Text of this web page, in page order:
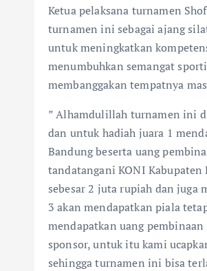
Ketua pelaksana turnamen
turnamen ini sebagai ajang
untuk meningkatkan
menumbuhkan semangat
membanggakan tempatnya
” Alhamdulillah turnamen ini
dan untuk hadiah juara 1
Bandung beserta uang
tandatangani KONI Kabupaten
sebesar 2 juta rupiah dan juga
3 akan mendapatkan piala
mendapatkan uang
sponsor, untuk itu kami
sehingga turnamen ini bisa